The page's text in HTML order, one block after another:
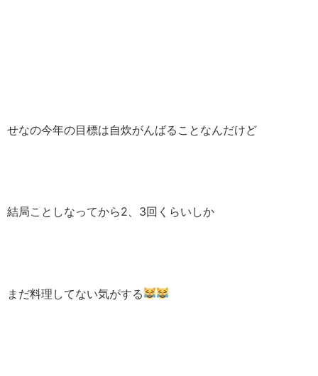
せなの今年の目標は自炊がんばることなんだけど
結局ことしなってから2、3回くらいしか
まだ料理してない気がする